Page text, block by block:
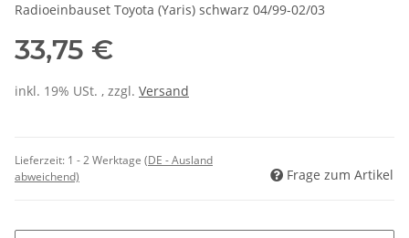
Radioeinbauset Toyota (Yaris) schwarz 04/99-02/03
33,75 €
inkl. 19% USt. , zzgl. Versand
Lieferzeit: 1 - 2 Werktage (DE - Ausland
abweichend)
Frage zum Artikel